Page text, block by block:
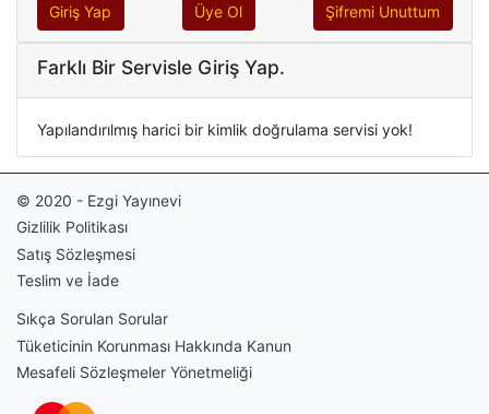
Giriş Yap Üye Ol Şifremi Unuttum
Farklı Bir Servisle Giriş Yap.
Yapılandırılmış harici bir kimlik doğrulama servisi yok!
© 2020 - Ezgi Yayınevi
Gizlilik Politikası
Satış Sözleşmesi
Teslim ve İade
Sıkça Sorulan Sorular
Tüketicinin Korunması Hakkında Kanun
Mesafeli Sözleşmeler Yönetmeliği